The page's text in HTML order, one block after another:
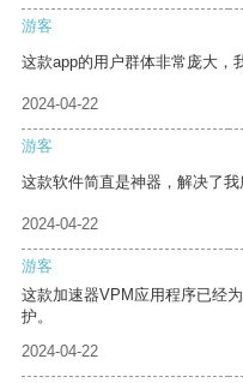
游客
这款app的用户群体非常庞大，
2024-04-22
游客
这款软件简直是神器，解决了我
2024-04-22
游客
这款加速器VPM应用程序已经
护。
2024-04-22